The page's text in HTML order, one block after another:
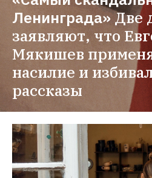
Ленинграда»Две
заявляют, что
Мякишев
насилие и
рассказы